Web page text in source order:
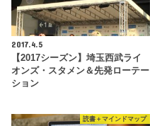
2017.4.5
【2017シーズン】埼玉西武ライ
オンズ・スタメン＆先発ローテー
ション
読書＋マインドマップ